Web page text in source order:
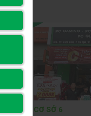
CƠ SỞ 6